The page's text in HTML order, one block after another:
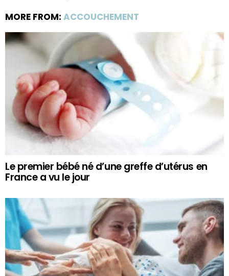
MORE FROM: ACCOUCHEMENT
Le premier bébé né d’une greffe d’utérus en
France a vu le jour